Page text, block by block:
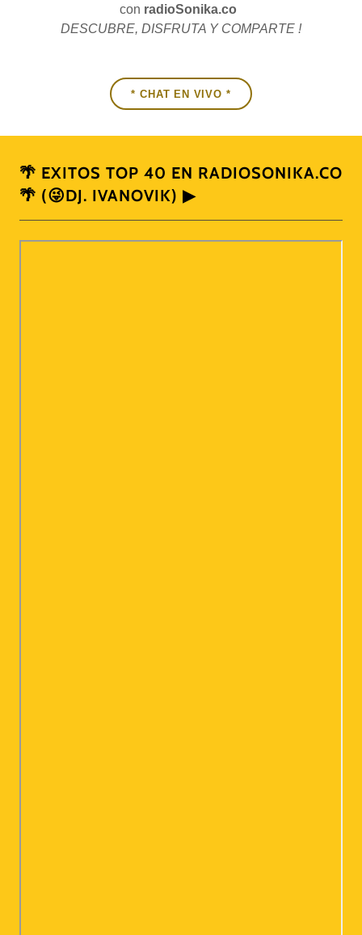
con radioSonika.co
DESCUBRE, DISFRUTA Y COMPARTE !
* CHAT EN VIVO *
🌴 EXITOS TOP 40 EN RADIOSONIKA.CO
🌴 (😜DJ. IVANOVIK) ▶